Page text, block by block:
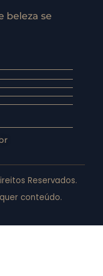
beleza se
Reservados.
conteúdo.